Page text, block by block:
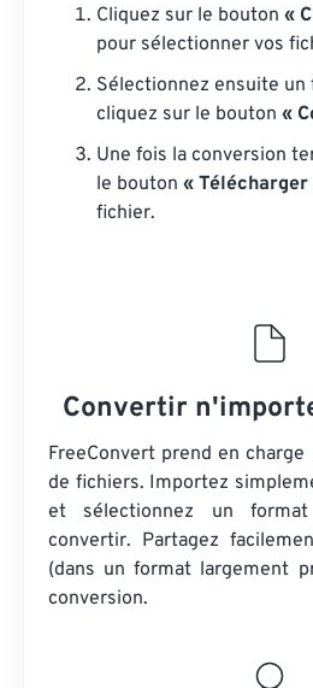
Cliquez sur le bouton «
pour sélectionner vos
Sélectionnez ensuite
cliquez sur le bouton «
Une fois la conversion
le bouton « Télécharger
fichier.
Convertir
FreeConvert prend en
de fichiers. Importez
et sélectionnez un
convertir. Partagez
(dans un format largement
conversion.